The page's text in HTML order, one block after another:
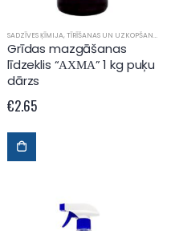
SADZĪVES ĶĪMIJA, TĪRĪŠANAS UN UZKOPŠANAS LĪDZEKĻI
Grīdas mazgāšanas
līdzeklis “АХМА” 1 kg puķu
dārzs
€2.65